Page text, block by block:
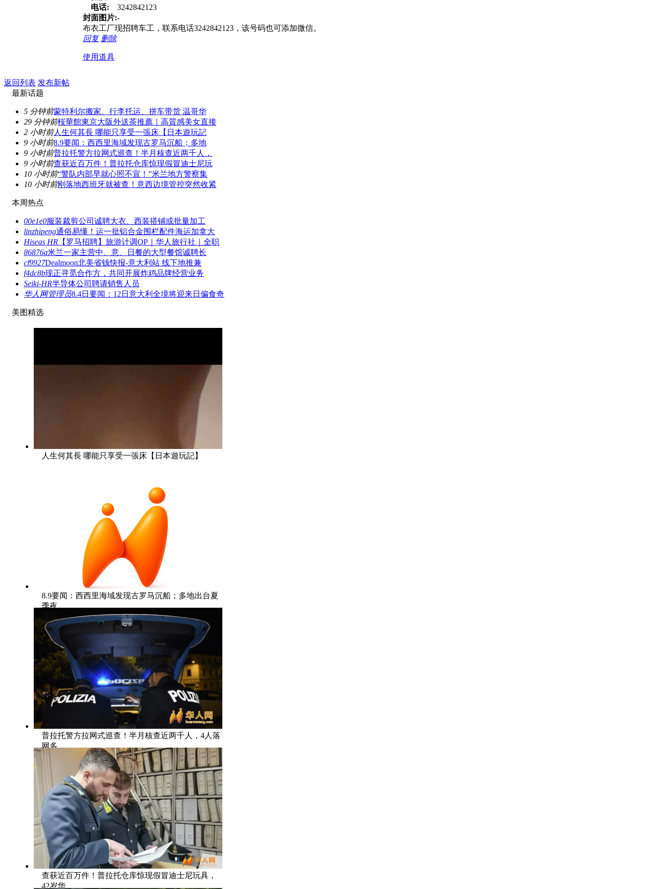
电话:
3242842123
封面图片:-
布衣工厂现招聘车工，联系电话3242842123，该号码也可添加微信。
回复 删除
使用道具
返回列表 发布新帖
最新话题
5 分钟前蒙特利尔搬家、行李托运、拼车带货 温哥华
29 分钟前桜華館東京大阪外送茶推薦｜高質感美女直接
2 小时前人生何其長 哪能只享受一張床【日本遊玩記
9 小时前8.9要闻：西西里海域发现古罗马沉船；多地
9 小时前普拉托警方拉网式巡查！半月核查近两千人，
9 小时前查获近百万件！普拉托仓库惊现假冒迪士尼玩
10 小时前“警队内部早就心照不宣！”米兰地方警察集
10 小时前刚落地西班牙就被查！意西边境管控突然收紧
本周热点
00e1e0服装裁剪公司诚聘大衣、西装搭铺或批量加工
linzhipeng通俗易懂！运一批铝合金围栏配件海运加拿大
Hiseas HR 【罗马招聘】旅游计调OP｜华人旅行社｜全职
86876a米兰一家主营中、意、日餐的大型餐馆诚聘长
cf9927Dealmoon北美省钱快报-意大利站 线下地推兼
f4dc8b现正寻觅合作方，共同开展炸鸡品牌经营业务
Seiki-HR半导体公司聘请销售人员
华人网管理员8.4日要闻：12日意大利全境将迎来日偏食奇
美图精选
人生何其長 哪能只享受一張床【日本遊玩記】
8.9要闻：西西里海域发现古罗马沉船；多地出台夏
季夜
普拉托警方拉网式巡查！半月核查近两千人，4人落
网多
查获近百万件！普拉托仓库惊现假冒迪士尼玩具，
42岁华